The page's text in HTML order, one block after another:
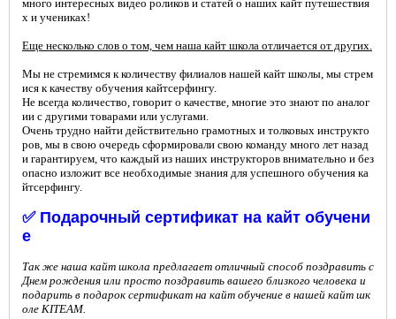
много интересных видео роликов и статей о наших кайт путешествия
х и учениках!
Еще несколько слов о том, чем наша кайт школа отличается от других.
Мы не стремимся к количеству филиалов нашей кайт школы, мы стрем
ися к качеству обучения кайтсерфингу.
Не всегда количество, говорит о качестве, многие это знают по аналог
ии с другими товарами или услугами.
Очень трудно найти действительно грамотных и толковых инструкто
ров, мы в свою очередь сформировали свою команду много лет назад
и гарантируем, что каждый из наших инструкторов внимательно и без
опасно изложит все необходимые знания для успешного обучения ка
йтсерфингу.
✅ Подарочный сертификат на кайт обучени
е
Так же наша кайт школа предлагает отличный способ поздравить с
Днем рождения или просто поздравить вашего близкого человека и
подарить в подарок сертификат на кайт обучение в нашей кайт шк
оле KITEAM.